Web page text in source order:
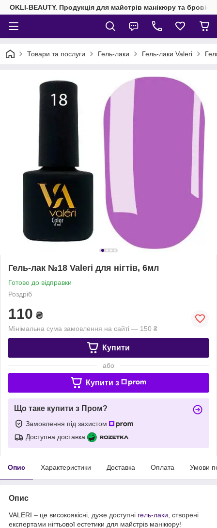
OKLI-BEAUTY. Продукція для майстрів манікюру та
Товари та послуги Гель-лаки Гель-лаки Valeri
Гель-лак №18 Valeri для нігтів, 6мл
Готово до відправки
Роздріб
110 ₴
Мінімальна сума замовлення на сайті — 150 ₴
Купити
або
Купити з
Що таке купити з Пром?
Замовлення під захистом
Доступна доставка
Опис Характеристики Доставка Оплата Умови
Опис
VALERI – це високоякісні, дуже доступні гель-лаки , створені
експертами нігтьової естетики для майстрів манікюру!